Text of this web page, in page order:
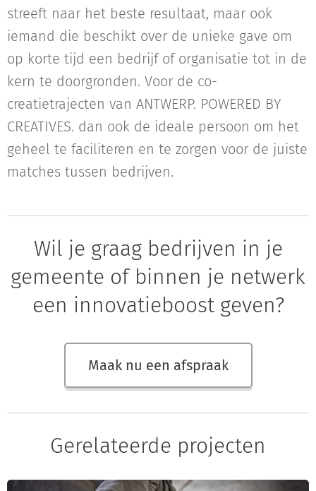
streeft naar het beste resultaat, maar ook
iemand die beschikt over de unieke gave om
op korte tijd een bedrijf of organisatie tot in de
kern te doorgronden. Voor de co-
creatietrajecten van ANTWERP. POWERED BY
CREATIVES. dan ook de ideale persoon om het
geheel te faciliteren en te zorgen voor de juiste
matches tussen bedrijven.
Wil je graag bedrijven in je
gemeente of binnen je netwerk
een innovatieboost geven?
Maak nu een afspraak
Gerelateerde projecten